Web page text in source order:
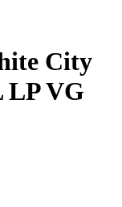
City
LP VG